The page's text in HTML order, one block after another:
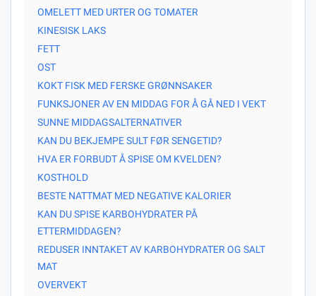
OMELETT MED URTER OG TOMATER
KINESISK LAKS
FETT
OST
KOKT FISK MED FERSKE GRØNNSAKER
FUNKSJONER AV EN MIDDAG FOR Å GÅ NED I VEKT
SUNNE MIDDAGSALTERNATIVER
KAN DU BEKJEMPE SULT FØR SENGETID?
HVA ER FORBUDT Å SPISE OM KVELDEN?
KOSTHOLD
BESTE NATTMAT MED NEGATIVE KALORIER
KAN DU SPISE KARBOHYDRATER PÅ
ETTERMIDDAGEN?
REDUSER INNTAKET AV KARBOHYDRATER OG SALT
MAT
OVERVEKT